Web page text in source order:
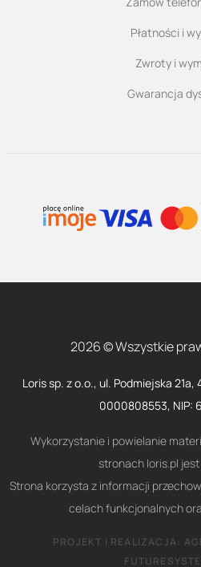
Płatności i
Zwroty i
Gwarancja
2026 © Wszystkie
Loris sp. z o.o., ul. Podmiejska 21a,
0000808553, NIP:
Wykorzystanie i powielanie
stronach loris.pl
Strona korzysta z informacji
celach funkcjonalnych
PROJEKT I REALIZACJA: